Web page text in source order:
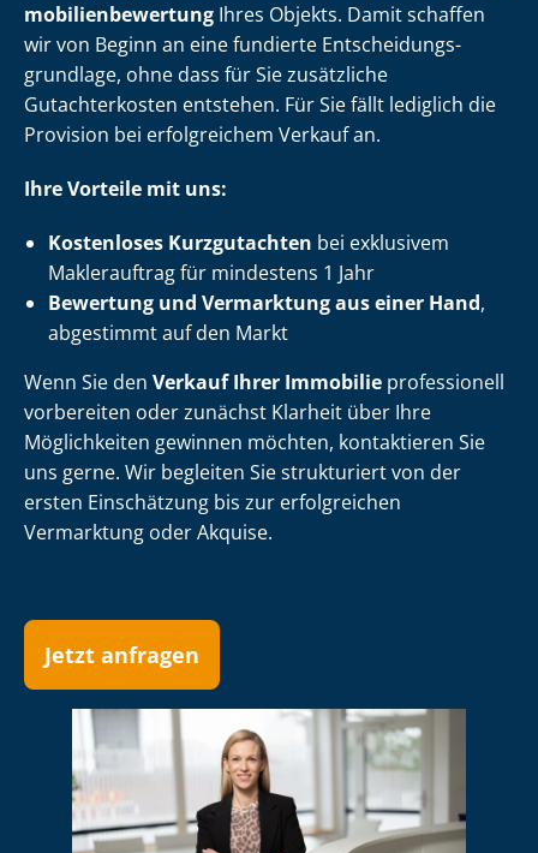
mo­bi­li­en­be­wer­tung Ihres Objekts. Damit schaffen
wir von Beginn an eine fundierte Ent­schei­dungs­
grund­la­ge, ohne dass für Sie zusätzliche
Gutachterkosten entstehen. Für Sie fällt lediglich die
Provision bei erfolgreichem Verkauf an.
Ihre Vorteile mit uns:
Kostenloses Kurzgutachten bei exklusivem
Maklerauftrag für mindestens 1 Jahr
Bewertung und Vermarktung aus einer Hand,
abgestimmt auf den Markt
Wenn Sie den Verkauf Ihrer Immobilie professionell
vorbereiten oder zunächst Klarheit über Ihre
Möglichkeiten gewinnen möchten, kontaktieren Sie
uns gerne. Wir begleiten Sie strukturiert von der
ersten Einschätzung bis zur erfolgreichen
Vermarktung oder Akquise.
Jetzt anfragen